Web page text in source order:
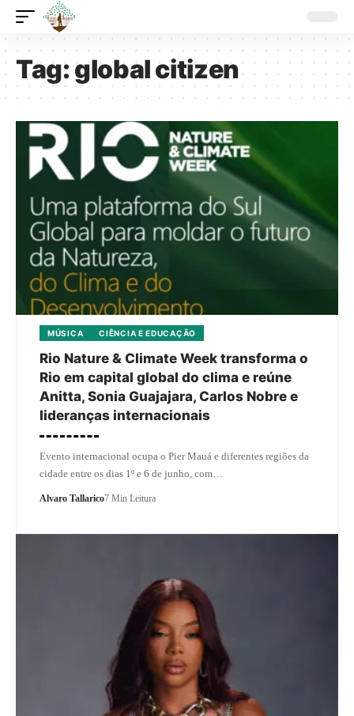
Tag:global citizen
MÚSICA CIÊNCIA E EDUCAÇÃO
Rio Nature & Climate Week transforma o
Rio em capital global do clima e reúne
Anitta, Sonia Guajajara, Carlos Nobre e
lideranças internacionais
Evento internacional ocupa o Pier Mauá e diferentes regiões da
cidade entre os dias 1º e 6 de junho, com…
Alvaro Tallarico7 Min Leitura